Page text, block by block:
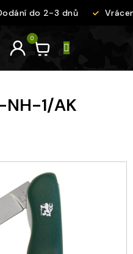
do 2-3 dnů Vrácení
NH-1/AK